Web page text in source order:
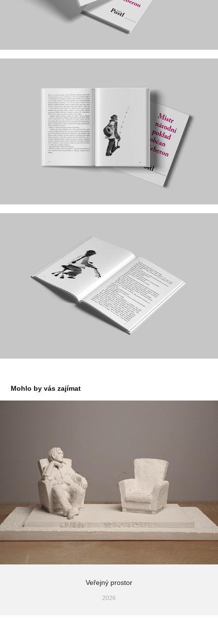
Mohlo by vás zajímat
Veřejný prostor
2026